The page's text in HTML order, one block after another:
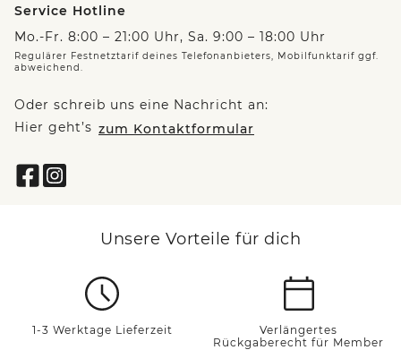
Service Hotline
Mo.-Fr. 8:00 – 21:00 Uhr, Sa. 9:00 – 18:00 Uhr
Regulärer Festnetztarif deines Telefonanbieters, Mobilfunktarif ggf.
abweichend.
Oder schreib uns eine Nachricht an:
Hier geht’s zum Kontaktformular
Unsere Vorteile für dich
1-3 Werktage Lieferzeit
Verlängertes
Rückgaberecht für Member